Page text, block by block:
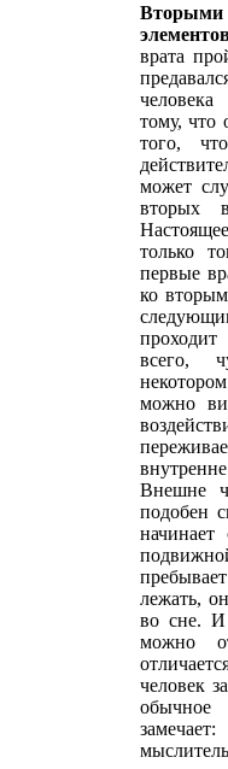
врата
тому, что
того,
может
вторых
только
первые
ко
всего,
можно
Внешне
подобен
лежать,
во сне. И
можно
человек